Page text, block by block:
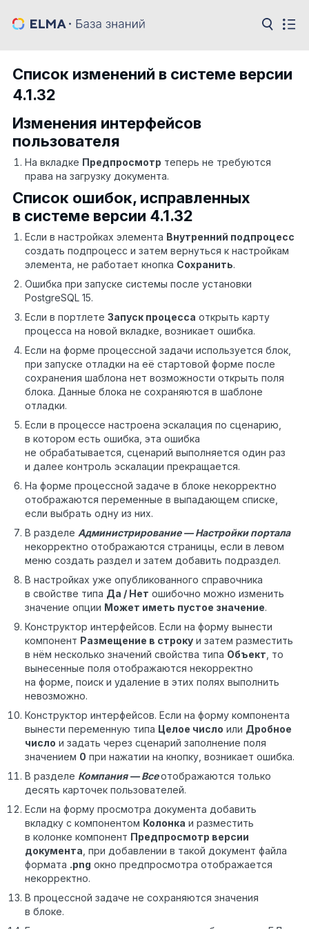
Список изменений в системе версии
4.1.32
Изменения интерфейсов
пользователя
На вкладке Предпросмотр теперь не требуются
права на загрузку документа.
Список ошибок, исправленных
в системе версии 4.1.32
Если в настройках элемента Внутренний подпроцесс
создать подпроцесс и затем вернуться к настройкам
элемента, не работает кнопка Сохранить.
Ошибка при запуске системы после установки
PostgreSQL 15.
Если в портлете Запуск процесса открыть карту
процесса на новой вкладке, возникает ошибка.
Если на форме процессной задачи используется блок,
при запуске отладки на её стартовой форме после
сохранения шаблона нет возможности открыть поля
блока. Данные блока не сохраняются в шаблоне
отладки.
Если в процессе настроена эскалация по сценарию,
в котором есть ошибка, эта ошибка
не обрабатывается, сценарий выполняется один раз
и далее контроль эскалации прекращается.
На форме процессной задаче в блоке некорректно
отображаются переменные в выпадающем списке,
если выбрать одну из них.
В разделе Администрирование — Настройки портала
некорректно отображаются страницы, если в левом
меню создать раздел и затем добавить подраздел.
В настройках уже опубликованного справочника
в свойстве типа Да / Нет ошибочно можно изменить
значение опции Может иметь пустое значение.
Конструктор интерфейсов. Если на форму вынести
компонент Размещение в строку и затем разместить
в нём несколько значений свойства типа Объект , то
вынесенные поля отображаются некорректно
на форме, поиск и удаление в этих полях выполнить
невозможно.
Конструктор интерфейсов. Если на форму компонента
вынести переменную типа Целое число или Дробное
число и задать через сценарий заполнение поля
значением 0 при нажатии на кнопку, возникает ошибка.
В разделе Компания — Всеотображаются только
десять карточек пользователей.
Если на форму просмотра документа добавить
вкладку с компонентом Колонка и разместить
в колонке компонент Предпросмотр версии
документа , при добавлении в такой документ файла
формата .png окно предпросмотра отображается
некорректно.
В процессной задаче не сохраняются значения
в блоке.